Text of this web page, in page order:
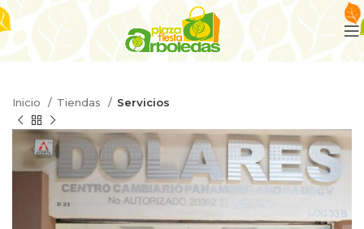
Inicio Tiendas Servicios